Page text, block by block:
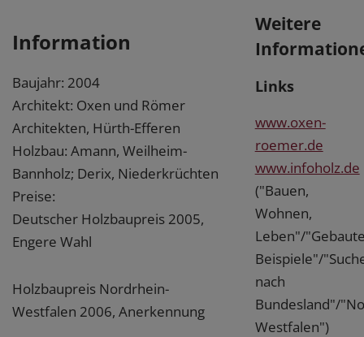
Information
Baujahr: 2004
Architekt: Oxen und Römer
Architekten, Hürth-Efferen
Holzbau: Amann, Weilheim-
Bannholz; Derix, Niederkrüchten
Preise:
Deutscher Holzbaupreis 2005,
Engere Wahl
Holzbaupreis Nordrhein-
Westfalen 2006, Anerkennung
Weitere
Links
www.oxen-
roemer.de
www.infoholz.de
("Bauen,
Wohnen,
Leben"/
Beispiele"/
nach
Bundesland"/
Westfalen")